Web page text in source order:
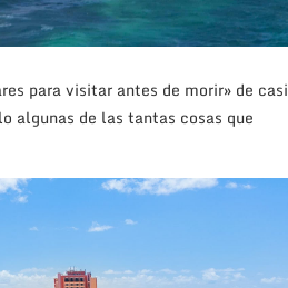
para visitar antes de morir» de casi
algunas de las tantas cosas que